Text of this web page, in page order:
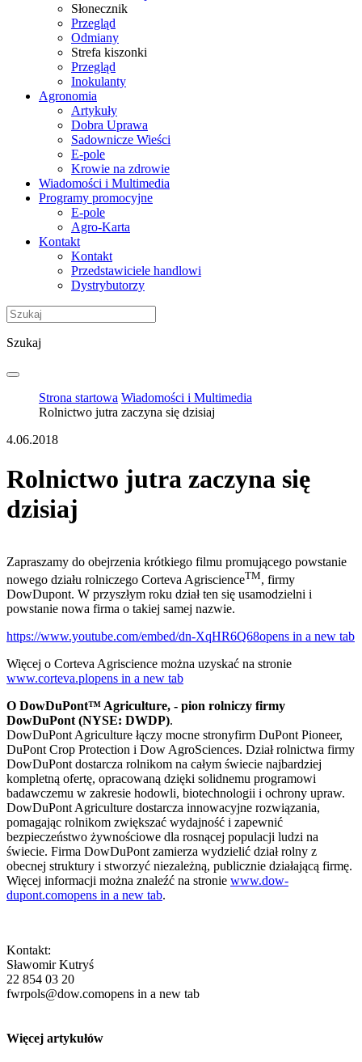
Słonecznik
Przegląd
Odmiany
Strefa kiszonki
Przegląd
Inokulanty
Agronomia
Artykuły
Dobra Uprawa
Sadownicze Wieści
E-pole
Krowie na zdrowie
Wiadomości i Multimedia
Programy promocyjne
E-pole
Agro-Karta
Kontakt
Kontakt
Przedstawiciele handlowi
Dystrybutorzy
Szukaj
Strona startowa Wiadomości i Multimedia
Rolnictwo jutra zaczyna się dzisiaj
4.06.2018
Rolnictwo jutra zaczyna się
dzisiaj
Zapraszamy do obejrzenia krótkiego filmu promującego powstanie
nowego działu rolniczego Corteva AgriscienceTM, firmy
DowDupont. W przyszłym roku dział ten się usamodzielni i
powstanie nowa firma o takiej samej nazwie.
https://www.youtube.com/embed/dn-XqHR6Q68opens in a new tab
Więcej o Corteva Agriscience można uzyskać na stronie
www.corteva.plopens in a new tab
O DowDuPont™ Agriculture, - pion rolniczy firmy
DowDuPont (NYSE: DWDP).
DowDuPont Agriculture łączy mocne stronyfirm DuPont Pioneer,
DuPont Crop Protection i Dow AgroSciences. Dział rolnictwa firmy
DowDuPont dostarcza rolnikom na całym świecie najbardziej
kompletną ofertę, opracowaną dzięki solidnemu programowi
badawczemu w zakresie hodowli, biotechnologii i ochrony upraw.
DowDuPont Agriculture dostarcza innowacyjne rozwiązania,
pomagając rolnikom zwiększać wydajność i zapewnić
bezpieczeństwo żywnościowe dla rosnącej populacji ludzi na
świecie. Firma DowDuPont zamierza wydzielić dział rolny z
obecnej struktury i stworzyć niezależną, publicznie działającą firmę.
Więcej informacji można znaleźć na stronie www.dow-
dupont.comopens in a new tab.
Kontakt:
Sławomir Kutryś
22 854 03 20
fwrpols@dow.comopens in a new tab
Więcej artykułów